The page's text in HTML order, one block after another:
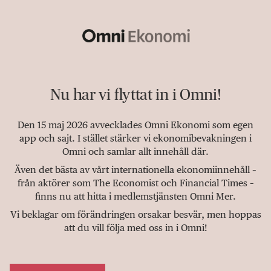
Nu har vi flyttat in i Omni!
Den 15 maj 2026 avvecklades Omni Ekonomi som egen
app och sajt. I stället stärker vi ekonomibevakningen i
Omni och samlar allt innehåll där.
Även det bästa av vårt internationella ekonomiinnehåll –
från aktörer som The Economist och Financial Times –
finns nu att hitta i medlemstjänsten Omni Mer.
Vi beklagar om förändringen orsakar besvär, men hoppas
att du vill följa med oss in i Omni!